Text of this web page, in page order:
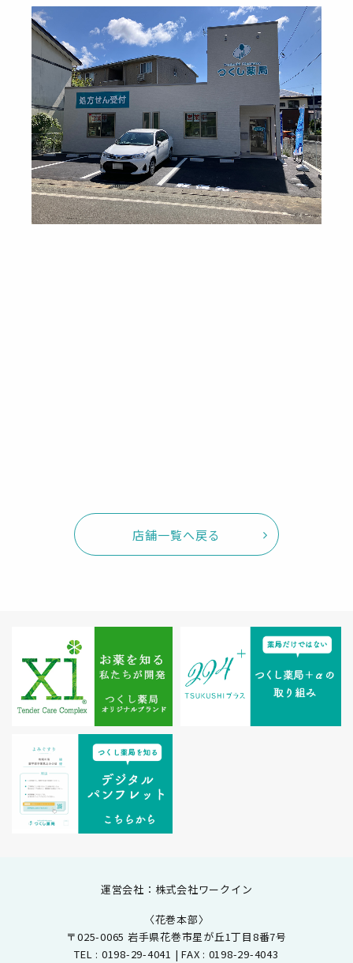
店舗一覧へ戻る
運営会社：株式会社ワークイン
〈花巻本部〉
〒025-0065 岩手県花巻市星が丘1丁目8番7号
TEL : 0198-29-4041 | FAX : 0198-29-4043